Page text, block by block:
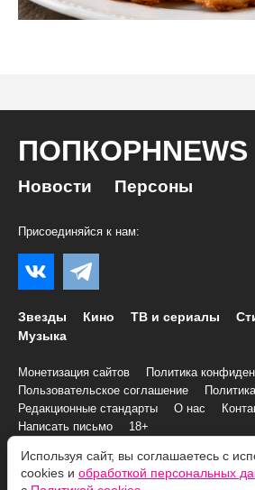
ПОПКОРНNEWS
Новости Персоны
Присоединяйся к нам:
Звезды Кино ТВ и сериалы
Музыка
Монетизация сайтов
Политика
Пользовательское соглашение
Редакционные стандарты
О нас
Написать письмо
18+
© 2007–2026 Все права и материалы
Используя сайт, вы соглашаетесь с
cookies и обработкой персональных